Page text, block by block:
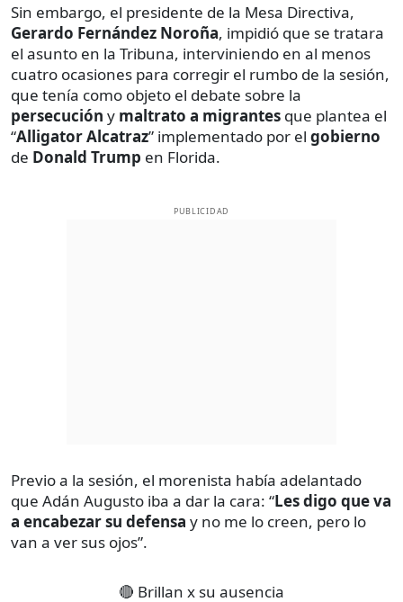
Sin embargo, el presidente de la Mesa Directiva,
Gerardo Fernández Noroña, impidió que se tratara
el asunto en la Tribuna, interviniendo en al menos
cuatro ocasiones para corregir el rumbo de la sesión,
que tenía como objeto el debate sobre la
persecución y maltrato a migrantes que plantea el
“Alligator Alcatraz” implementado por el gobierno
de Donald Trump en Florida.
PUBLICIDAD
Previo a la sesión, el morenista había adelantado
que Adán Augusto iba a dar la cara: “Les digo que va
a encabezar su defensa y no me lo creen, pero lo
van a ver sus ojos”.
🔴 Brillan x su ausencia